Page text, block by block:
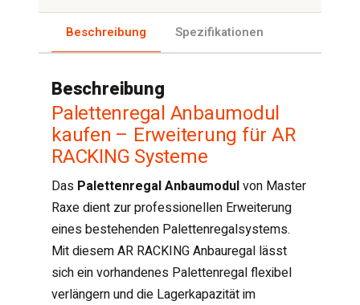
Beschreibung Spezifikationen
Beschreibung
Palettenregal Anbaumodul
kaufen – Erweiterung für AR
RACKING Systeme
Das Palettenregal Anbaumodulvon Master
Raxe dient zur professionellen Erweiterung
eines bestehenden Palettenregalsystems.
Mit diesem AR RACKING Anbauregal lässt
sich ein vorhandenes Palettenregal flexibel
verlängern und die Lagerkapazität im